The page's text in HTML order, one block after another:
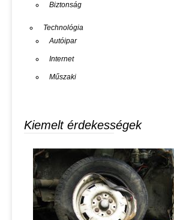
Biztonság
Technológia
Autóipar
Internet
Műszaki
Kiemelt érdekességek